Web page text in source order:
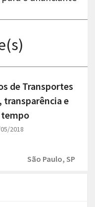
de Transportes
transparência e
2018
São Paulo, SP